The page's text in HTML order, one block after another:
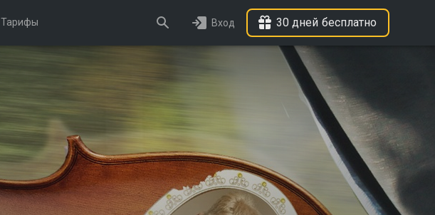
Тарифы Вход 30 дней бесплатно